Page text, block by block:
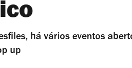
há vários eventos
up